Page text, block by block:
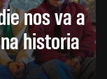
nos va a
historia